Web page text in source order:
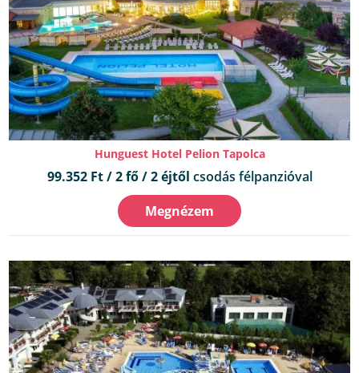
Hunguest Hotel Pelion Tapolca
99.352 Ft / 2 fő / 2 éjtől csodás félpanzióval
Megnézem